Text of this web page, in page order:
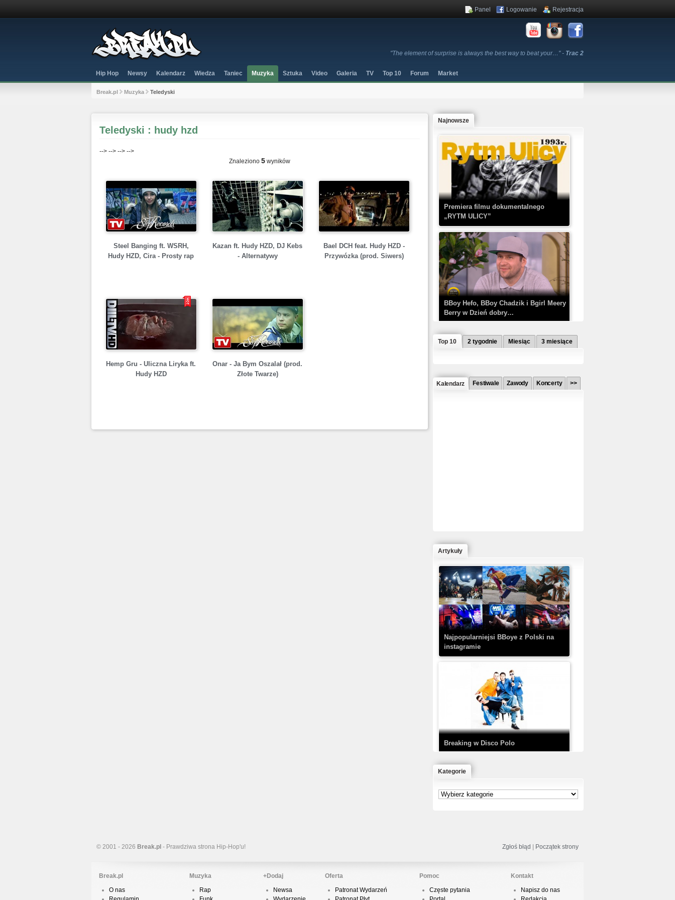
"The element of surprise is always the best way to beat your…" - Trac 2
Panel Logowanie Rejestracja
Hip Hop Newsy Kalendarz Wiedza Taniec Muzyka Sztuka Video Galeria TV Top 10 Forum Market
Break.pl Muzyka Teledyski
Teledyski : hudy hzd
--> --> --> -->
Znaleziono 5 wyników
Steel Banging ft. WSRH,
Hudy HZD, Cira - Prosty rap
Kazan ft. Hudy HZD, DJ Kebs
- Alternatywy
Bael DCH feat. Hudy HZD -
Przywózka (prod. Siwers)
Hemp Gru - Uliczna Liryka ft.
Hudy HZD
Onar - Ja Bym Oszalał (prod.
Złote Twarze)
Najnowsze
Premiera filmu dokumentalnego
„RYTM ULICY”
BBoy Hefo, BBoy Chadzik i Bgirl Meery
Berry w Dzień dobry…
Kaczorex w najnowszym klipie: HRYPA
– Kobieta z walizką
TEDE & SIR MICH - KICKDOWN /
DISCO NOIR
Prod. Chubeats, Scratch:…
KrisBo - Cienie
Top 10 2 tygodnie Miesiąc 3 miesiące
Kalendarz Festiwale Zawody Koncerty >>
Artykuły
Najpopularniejsi BBoye z Polski na
instagramie
Breaking w Disco Polo
Kategorie
© 2001 - 2026 Break.pl - Prawdziwa strona Hip-Hop'u! Zgłoś błąd | Początek strony
Break.pl
O nas
Muzyka
Rap
+Dodaj
Newsa
Oferta
Patronat Wydarzeń
Pomoc
Częste pytania
Kontakt
Napisz do nas